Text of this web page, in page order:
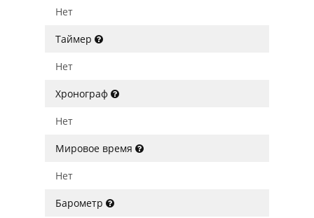
Нет
Таймер
Нет
Хронограф
Нет
Мировое время
Нет
Барометр